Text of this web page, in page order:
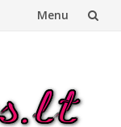
Menu